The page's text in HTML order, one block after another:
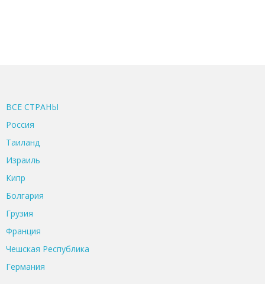
ВСЕ CТРАНЫ
Россия
Таиланд
Израиль
Кипр
Болгария
Грузия
Франция
Чешская Республика
Германия